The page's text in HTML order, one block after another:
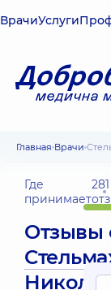
ВрачиУслуги
Главная Врачи
Где
принимает
281
Отзывы